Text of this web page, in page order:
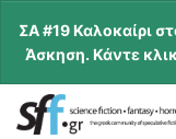
ΣΑ #19 Καλοκαίρι
Άσκηση. Κάντε